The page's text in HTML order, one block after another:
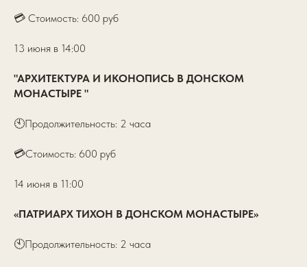
💳 Стоимость: 600 руб
13 июня в 14:00
"АРХИТЕКТУРА И ИКОНОПИСЬ В ДОНСКОМ
МОНАСТЫРЕ "
🕙Продолжительность: 2 часа
💳Стоимость: 600 руб
14 июня в 11:00
«ПАТРИАРХ ТИХОН В ДОНСКОМ МОНАСТЫРЕ»
🕙Продолжительность: 2 часа